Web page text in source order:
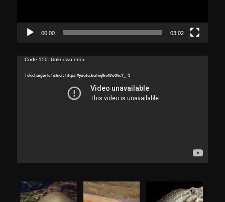
00:00 03:02
Lecteur
Code 150: Unknown error.
Télécharger le fichier: https://youtu.be/mij8roWo0hc?_=3